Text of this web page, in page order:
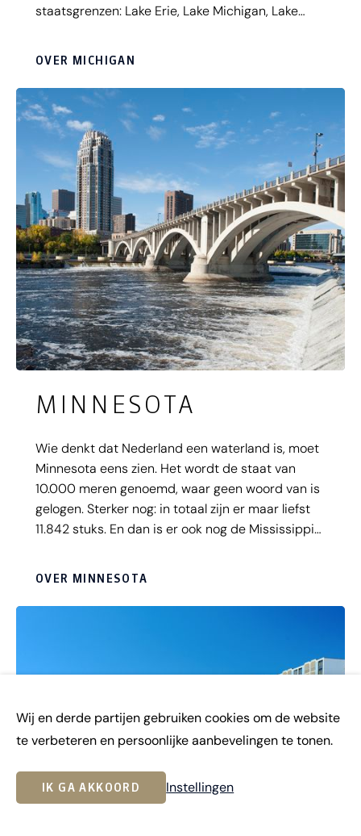
Wij en derde partijen gebruiken cookies om de website
te verbeteren en persoonlijke aanbevelingen te tonen.
IK GA AKKOORD Instellingen
staatsgrenzen: Lake Erie, Lake Michigan, Lake
En dan hebben we het nog niet gehad over de
honderden eilandjes, waar je op elk gewenst
moment een verfrissende duik of rustieke
kustwandeling kunt maken. Maakt niet uit waar in
Michigan je bent, het wassende water is nooit
ver weg.
OVER MICHIGAN
MINNESOTA
Wie denkt dat Nederland een waterland is, moet
Minnesota eens zien. Het wordt de staat van
10.000 meren genoemd, waar geen woord van is
gelogen. Sterker nog: in totaal zijn er maar liefst
11.842 stuks. En dan is er ook nog de Mississippi
buitenactiviteiten te doen zijn, wat van
surfen, raften, snowboarden of varen: hier ben je
OVER MINNESOTA